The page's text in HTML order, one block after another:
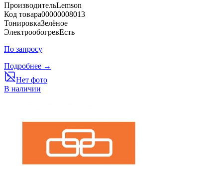
ПроизводительLemson
Код товара00000008013
ТонировкаЗелёное
ЭлектрообогревЕсть
По запросу
Подробнее →
Нет фото
В наличии